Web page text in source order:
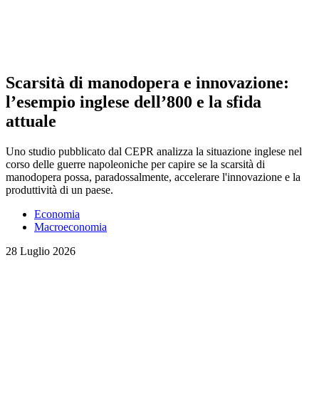
Scarsità di manodopera e innovazione:
l’esempio inglese dell’800 e la sfida
attuale
Uno studio pubblicato dal CEPR analizza la situazione inglese nel
corso delle guerre napoleoniche per capire se la scarsità di
manodopera possa, paradossalmente, accelerare l'innovazione e la
produttività di un paese.
Economia
Macroeconomia
28 Luglio 2026